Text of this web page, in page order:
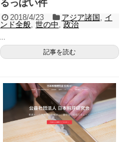
るっぽい件
2018/4/23 アジア諸国
イ
ンド全般 ,世の中 ,政治
記事を読む